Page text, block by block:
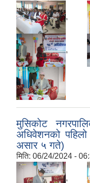
,
,
मुसिकोट
अधिवेशनको
असार ५ गते)
मिति: 06/24/2024 -
,